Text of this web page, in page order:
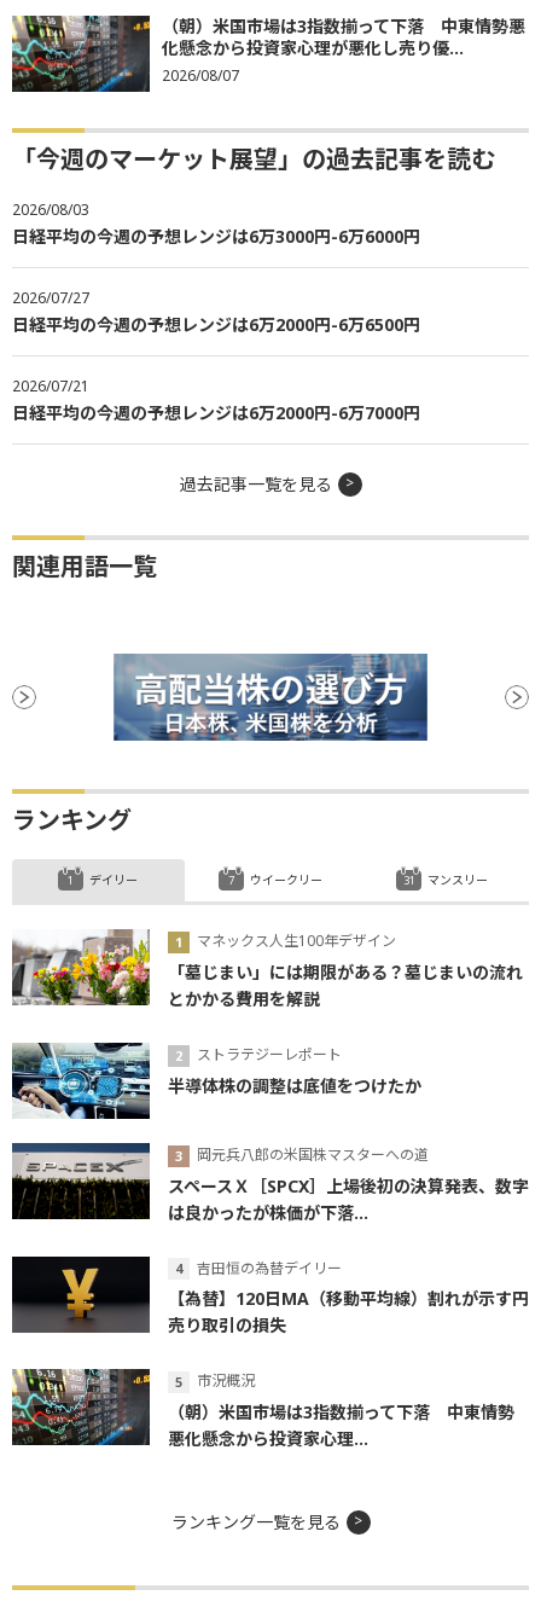
（朝）米国市場は3指数揃って下落 中東情勢悪
化懸念から投資家心理が悪化し売り優...
2026/08/07
「今週のマーケット展望」の過去記事を読む
2026/08/03
日経平均の今週の予想レンジは6万3000円-6万6000円
2026/07/27
日経平均の今週の予想レンジは6万2000円-6万6500円
2026/07/21
日経平均の今週の予想レンジは6万2000円-6万7000円
過去記事一覧を見る
関連用語一覧
ランキング
デイリー
マネックス人生100年デザイン
「墓じまい」には期限がある？墓じまいの流れ
とかかる費用を解説
ストラテジーレポート
半導体株の調整は底値をつけたか
岡元兵八郎の米国株マスターへの道
スペースＸ［SPCX］上場後初の決算発表、数字
は良かったが株価が下落...
吉田恒の為替デイリー
【為替】120日MA（移動平均線）割れが示す円
売り取引の損失
市況概況
（朝）米国市場は3指数揃って下落 中東情勢
悪化懸念から投資家心理...
ウイークリー マンスリー
ランキング一覧を見る